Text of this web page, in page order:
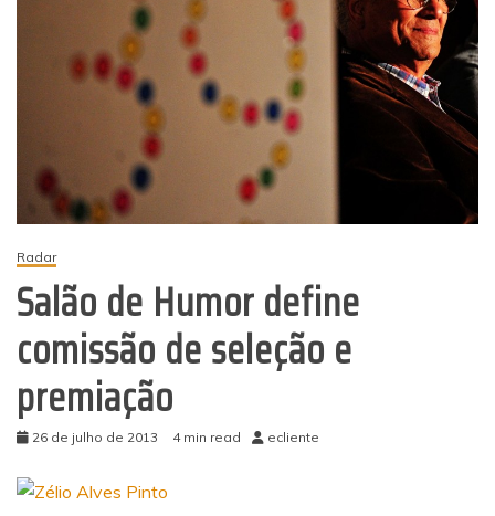
Radar
Salão de Humor define
comissão de seleção e
premiação
26 de julho de 2013 4 min read ecliente